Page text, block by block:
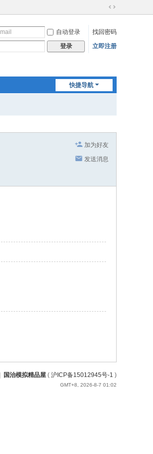
切
到
宽
自动登录
找回密码
登录 立即注册
快捷导航
加为好友
发送消息
国治模拟精品屋 ( 沪ICP备15012945号-1 )
GMT+8, 2026-8-7 01:02